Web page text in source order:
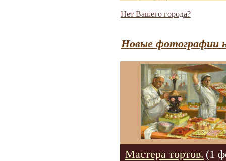
Нет Вашего города?
Новые фотографии
Мастера тортов. (1